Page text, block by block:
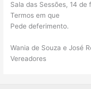
Sala das Sessões, 14 de
Termos em que
Pede deferimento.
Wania de Souza e José
Vereadores